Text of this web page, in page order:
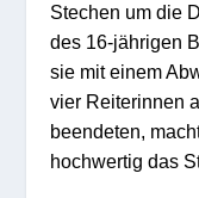
Stechen um die
des 16-jährigen
sie mit einem
vier Reiterinnen
beendeten,
hochwertig das